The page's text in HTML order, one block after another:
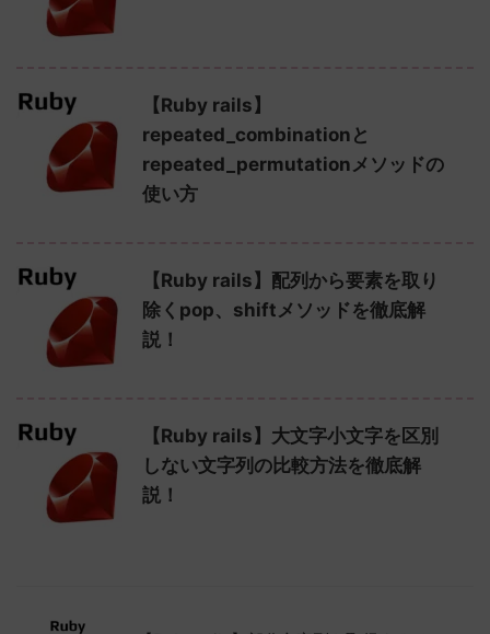
【Ruby rails】
repeated_combinationと
repeated_permutationメソッドの
使い方
【Ruby rails】配列から要素を取り
除くpop、shiftメソッドを徹底解
説！
【Ruby rails】大文字小文字を区別
しない文字列の比較方法を徹底解
説！